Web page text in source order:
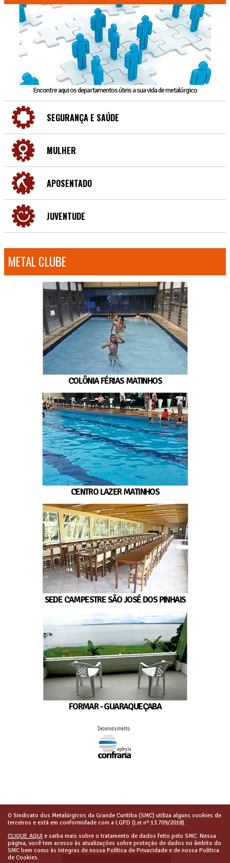
Encontre aqui os departamentos úteis a sua vida de metalúrgico
SEGURANÇA E SAÚDE
MULHER
APOSENTADO
JUVENTUDE
METAL CLUBE
COLÔNIA FÉRIAS MATINHOS
CENTRO LAZER MATINHOS
SEDE CAMPESTRE SÃO JOSÉ DOS PINHAIS
FORMAR - GUARAQUEÇABA
O Sindicato dos Metalúrgicos da Grande Curitiba (SMC) utiliza alguns cookies de
terceiros e está em conformidade com a LGPD (Lei nº 13.709/2018).
CLIQUE AQUI e saiba mais sobre o tratamento de dados feito pelo SMC. Nessa
página, você tem acesso às atualizações sobre proteção de dados no âmbito do
SMC bem como às íntegras de nossa Política de Privacidade e de nossa Política
de Cookies.